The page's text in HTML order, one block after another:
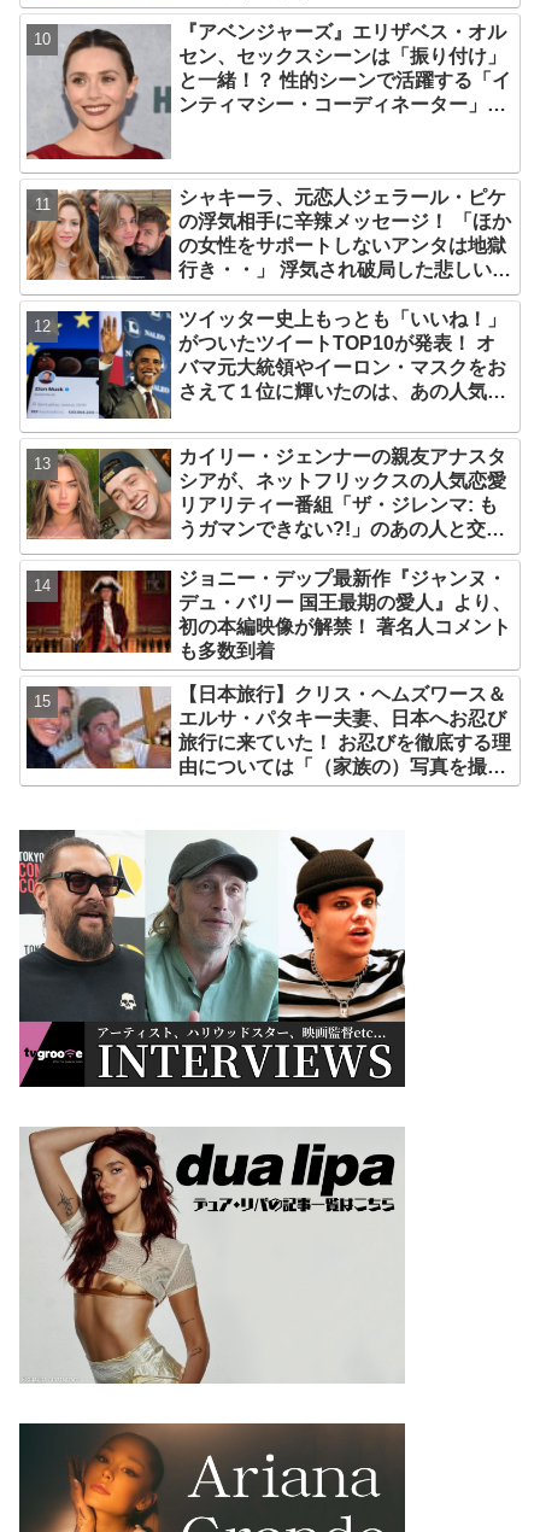
現への大きな一歩？】
『アベンジャーズ』エリザベス・オル
セン、セックスシーンは「振り付け」
と一緒！？ 性的シーンで活躍する「イ
ンティマシー・コーディネーター」の
シャキーラ、元恋人ジェラール・ピケ
の浮気相手に辛辣メッセージ！ 「ほか
の女性をサポートしないアンタは地獄
行き・・」 浮気され破局した悲しい心
境を赤裸々に語る
ツイッター史上もっとも「いいね！」
がついたツイートTOP10が発表！ オ
バマ元大統領やイーロン・マスクをお
さえて１位に輝いたのは、あの人気俳
カイリー・ジェンナーの親友アナスタ
シアが、ネットフリックスの人気恋愛
リアリティー番組「ザ・ジレンマ: も
うガマンできない?!」のあの人と交
際！？ ファンたちがそう予想する理由
とは[写真あり]
ジョニー・デップ最新作『ジャンヌ・
デュ・バリー 国王最期の愛人』より、
初の本編映像が解禁！ 著名人コメント
も多数到着
【日本旅行】クリス・ヘムズワース＆
エルサ・パタキー夫妻、日本へお忍び
旅行に来ていた！ お忍びを徹底する理
由については「（家族の）写真を撮ら
れるとキレそうになる」からという過